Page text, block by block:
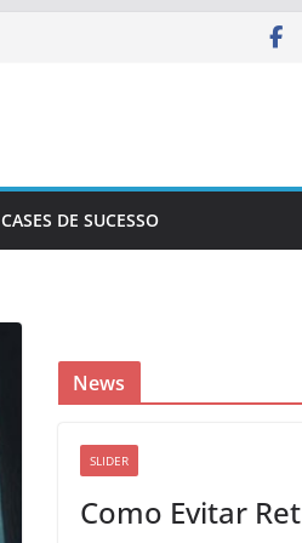
CASES DE SUCESSO
News
SLIDER
Como Evitar